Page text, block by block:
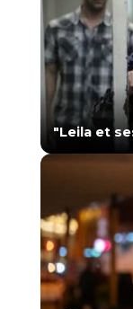
"Leila et